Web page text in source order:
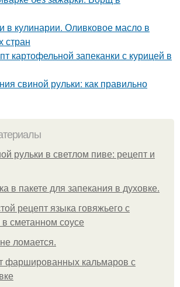
в кулинарии. Оливковое масло в
стран
картофельной запеканки с курицей в
свиной рульки: как правильно
рульки в светлом пиве: рецепт и
в пакете для запекания в духовке.
рецепт языка говяжьего с
сметанном соусе
ломается.
фаршированных кальмаров с